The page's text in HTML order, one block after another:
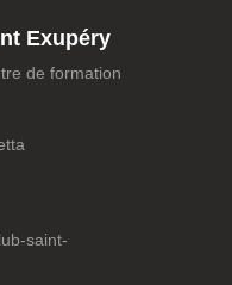
Exupéry
de formation
saint-